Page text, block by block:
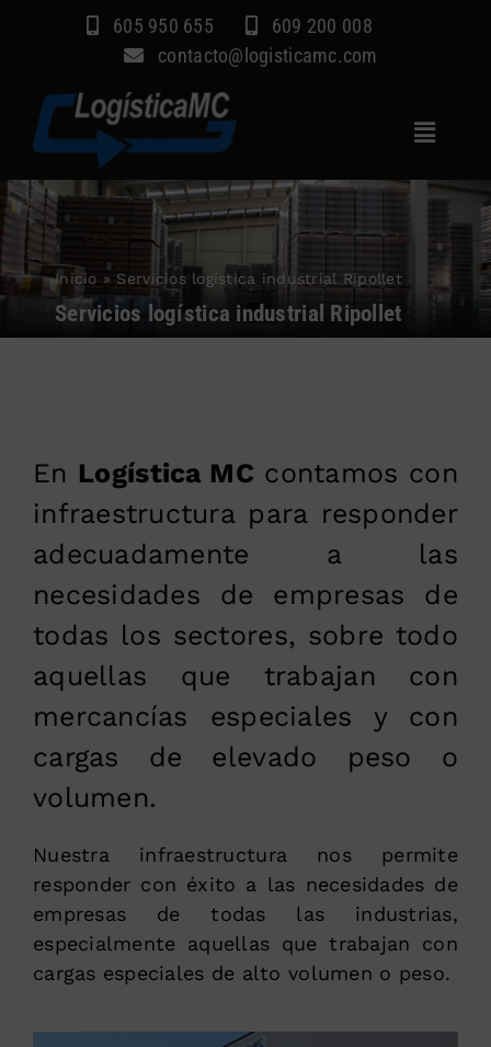
605 950 655
609 200 008
contacto@logisticamc.com
Toggle
Inicio
Servicios
Sectores
Inicio » Servicios logística industrial Ripollet
Servicios logística industrial Ripollet
En Logística MC contamos con
infraestructura para responder
adecuadamente a las
necesidades de empresas de
todas los sectores, sobre todo
aquellas que trabajan con
mercancías especiales y con
cargas de elevado peso o
volumen.
Nuestra infraestructura nos permite
responder con éxito a las necesidades de
empresas de todas las industrias,
especialmente aquellas que trabajan con
cargas especiales de alto volumen o peso.